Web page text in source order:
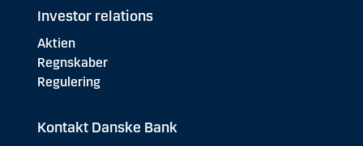
Investor relations
Aktien
Regnskaber
Regulering
Kontakt Danske Bank